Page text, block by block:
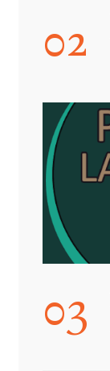
02
03